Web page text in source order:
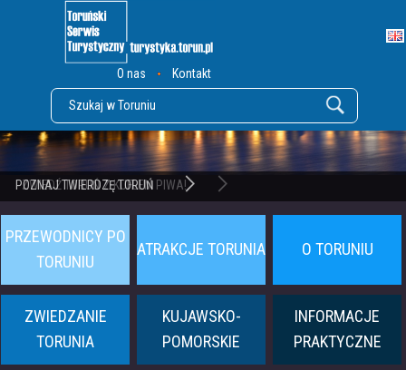
O nas Kontakt
POZNAJ TWIERDZĘ TORUŃ
PRZEWODNICY PO
TORUNIU
ATRAKCJE TORUNIA O TORUNIU
ZWIEDZANIE
TORUNIA
KUJAWSKO-
POMORSKIE
INFORMACJE
PRAKTYCZNE